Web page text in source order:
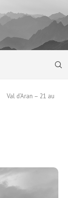
Val d’Aran – 21 au